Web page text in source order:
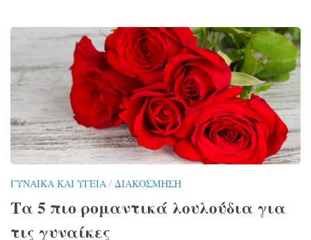
ΓΥΝΑΊΚΑ ΚΑΙ ΥΓΕΊΑ / ΔΙΑΚΌΣΜΗΣΗ
Τα 5 πιο ρομαντικά λουλούδια για
τις γυναίκες